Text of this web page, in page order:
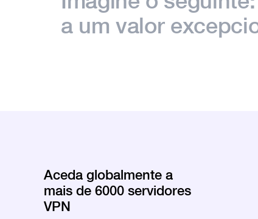
a um valor
Aceda globalmente a
mais de 6000 servidores
VPN